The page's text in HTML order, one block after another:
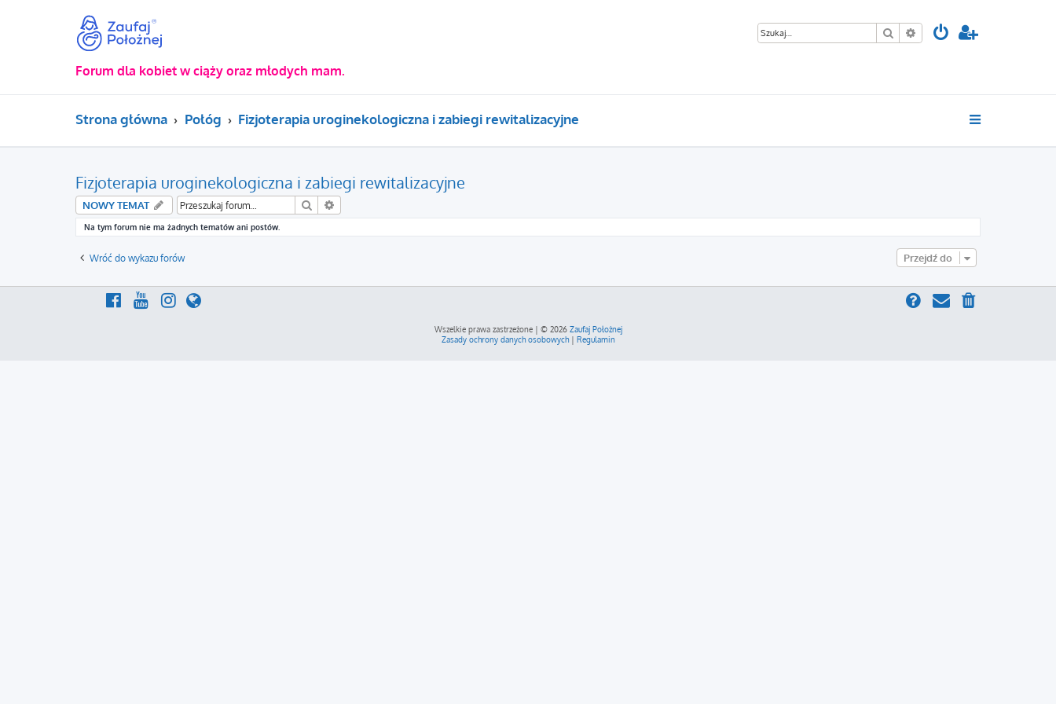
Szukaj Wyszukiwanie
Forum dla kobiet w ciąży oraz młodych mam.
Strona główna Połóg Fizjoterapia uroginekologiczna i zabiegi rewitalizacyjne
Fizjoterapia uroginekologiczna i zabiegi rewitalizacyjne
NOWY TEMAT Szukaj
Na tym forum nie ma żadnych tematów ani postów.
Wróć do wykazu forów Przejdź do
Wszelkie prawa zastrzeżone | © 2026 Zaufaj Położnej
Zasady ochrony danych osobowych| Regulamin